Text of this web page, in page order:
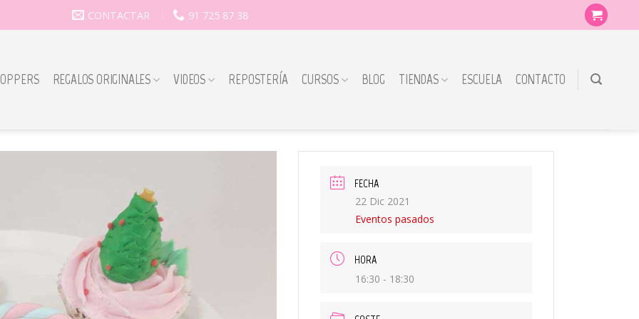
CONTACTAR 91 725 87 38
REGALOS ORIGINALES VIDEOS REPOSTERÍA CURSOS BLOG TIENDAS ESCUELA CONTACTO
FECHA
22 Dic 2021
Eventos pasados
HORA
16:30 - 18:30